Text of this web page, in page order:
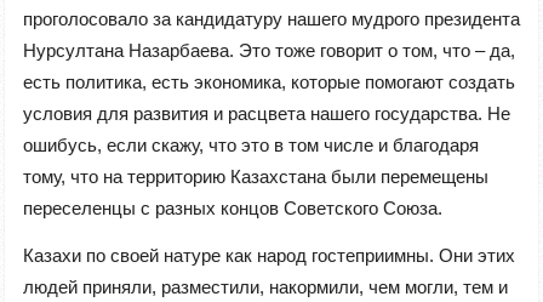
проголосовало за кандидатуру нашего мудрого президента
Нурсултана Назарбаева. Это тоже говорит о том, что – да,
есть политика, есть экономика, которые помогают создать
условия для развития и расцвета нашего государства. Не
ошибусь, если скажу, что это в том числе и благодаря
тому, что на территорию Казахстана были перемещены
переселенцы с разных концов Советского Союза.
Казахи по своей натуре как народ гостеприимны. Они этих
людей приняли, разместили, накормили, чем могли, тем и